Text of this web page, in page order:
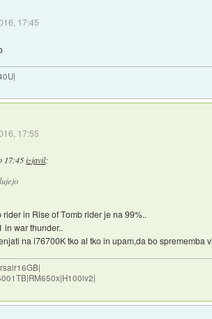
17:45
17:55
17:45 izjavil:
rider in Rise of Tomb rider je na 99%..
in war thunder..
na i76700K tko al tko in upam,da bo sprememba